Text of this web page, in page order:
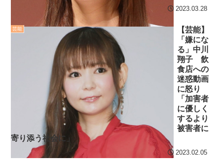
でチームを牽引！11試合連
続安打やで！
クレバテスⅡ-魔獣の王と
偽りの勇者伝承- 第4話 感
想：敵を探すよりトアの書
を餌に誘き出す作戦！
【画像】発達障害の子ど
もはこの絵の意味がすぐに
分からないらしい
日本が北朝鮮に辛勝し二
次予選3連勝も、海外ファン
は采配に辛辣「おそろしい
すまん熊本やがコンビニ
に食品も水もない
ディズニーが「大課金時
代」に突入！アトラクショ
ンパスがどれもこれも1500
円の課金チケに
海外「日本よ、お前がナ
ンバーワンだ」 熊本地震直
後の日本の対応のスピード
に世界が衝撃
【第7話予告】水10ドラ
2023.03.28
芸能
【芸能】
「嫌にな
る」中川
翔子 飲
食店への
迷惑動画
に怒り
「加害者
に優しく
するより
被害者に
寄り添う社会に」
2023.02.05